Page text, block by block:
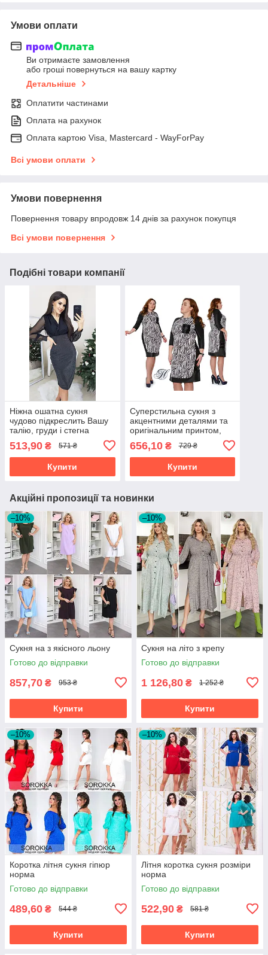
Умови оплати
Ви отримаєте замовлення
або гроші повернуться на вашу картку
Детальніше
Оплатити частинами
Оплата на рахунок
Оплата картою Visa, Mastercard - WayForPay
Всі умови оплати
Умови повернення
Повернення товару впродовж 14 днів за рахунок покупця
Всі умови повернення
Подібні товари компанії
Ніжна ошатна сукня
чудово підкреслить Вашу
талію, груди і стегна
513,90 ₴ 571 ₴
Купити
Суперстильна сукня з
акцентними деталями та
оригінальним принтом,
656,10₴ 729 ₴
Купити
Акційні пропозиції та новинки
–10%
Сукня на з якісного льону
Готово до відправки
857,70 ₴ 953 ₴
Купити
–10%
Сукня на літо з крепу
Готово до відправки
1 126,80 ₴ 1 252 ₴
Купити
–10%
Коротка літня сукня гіпюр
норма
Готово до відправки
489,60 ₴ 544 ₴
Купити
–10%
Літня коротка сукня розміри
норма
Готово до відправки
522,90 ₴ 581 ₴
Купити